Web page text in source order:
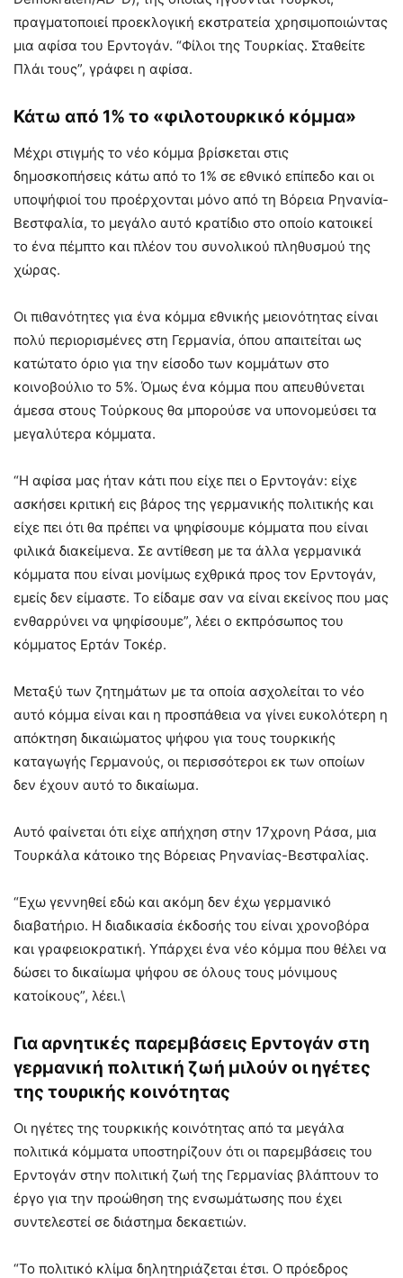
πραγματοποιεί προεκλογική εκστρατεία χρησιμοποιώντας
μια αφίσα του Ερντογάν. “Φίλοι της Τουρκίας. Σταθείτε
Πλάι τους”, γράφει η αφίσα.
Κάτω από 1% το «φιλοτουρκικό κόμμα»
Μέχρι στιγμής το νέο κόμμα βρίσκεται στις
δημοσκοπήσεις κάτω από το 1% σε εθνικό επίπεδο και οι
υποψήφιοί του προέρχονται μόνο από τη Βόρεια Ρηνανία-
Βεστφαλία, το μεγάλο αυτό κρατίδιο στο οποίο κατοικεί
το ένα πέμπτο και πλέον του συνολικού πληθυσμού της
χώρας.
Οι πιθανότητες για ένα κόμμα εθνικής μειονότητας είναι
πολύ περιορισμένες στη Γερμανία, όπου απαιτείται ως
κατώτατο όριο για την είσοδο των κομμάτων στο
κοινοβούλιο το 5%. Όμως ένα κόμμα που απευθύνεται
άμεσα στους Τούρκους θα μπορούσε να υπονομεύσει τα
μεγαλύτερα κόμματα.
“Η αφίσα μας ήταν κάτι που είχε πει ο Ερντογάν: είχε
ασκήσει κριτική εις βάρος της γερμανικής πολιτικής και
είχε πει ότι θα πρέπει να ψηφίσουμε κόμματα που είναι
φιλικά διακείμενα. Σε αντίθεση με τα άλλα γερμανικά
κόμματα που είναι μονίμως εχθρικά προς τον Ερντογάν,
εμείς δεν είμαστε. Το είδαμε σαν να είναι εκείνος που μας
ενθαρρύνει να ψηφίσουμε”, λέει ο εκπρόσωπος του
κόμματος Ερτάν Τοκέρ.
Μεταξύ των ζητημάτων με τα οποία ασχολείται το νέο
αυτό κόμμα είναι και η προσπάθεια να γίνει ευκολότερη η
απόκτηση δικαιώματος ψήφου για τους τουρκικής
καταγωγής Γερμανούς, οι περισσότεροι εκ των οποίων
δεν έχουν αυτό το δικαίωμα.
Αυτό φαίνεται ότι είχε απήχηση στην 17χρονη Ράσα, μια
Τουρκάλα κάτοικο της Βόρειας Ρηνανίας-Βεστφαλίας.
“Εχω γεννηθεί εδώ και ακόμη δεν έχω γερμανικό
διαβατήριο. Η διαδικασία έκδοσής του είναι χρονοβόρα
και γραφειοκρατική. Υπάρχει ένα νέο κόμμα που θέλει να
δώσει το δικαίωμα ψήφου σε όλους τους μόνιμους
κατοίκους”, λέει.\
Για αρνητικές παρεμβάσεις Ερντογάν στη
γερμανική πολιτική ζωή μιλούν οι ηγέτες
της τουρικής κοινότητας
Οι ηγέτες της τουρκικής κοινότητας από τα μεγάλα
πολιτικά κόμματα υποστηρίζουν ότι οι παρεμβάσεις του
Ερντογάν στην πολιτική ζωή της Γερμανίας βλάπτουν το
έργο για την προώθηση της ενσωμάτωσης που έχει
συντελεστεί σε διάστημα δεκαετιών.
“Το πολιτικό κλίμα δηλητηριάζεται έτσι. Ο πρόεδρος